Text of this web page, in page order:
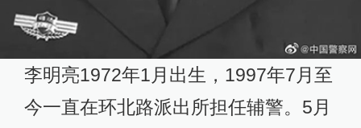
李明亮1972年1月出生，1997年7月至
今一直在环北路派出所担任辅警。5月